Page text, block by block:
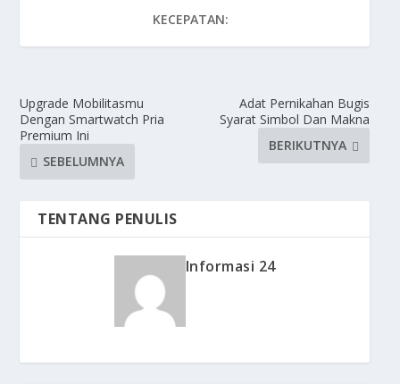
KECEPATAN:
Upgrade Mobilitasmu
Dengan Smartwatch Pria
Premium Ini
SEBELUMNYA
Adat Pernikahan Bugis
Syarat Simbol Dan Makna
BERIKUTNYA
TENTANG PENULIS
Informasi 24